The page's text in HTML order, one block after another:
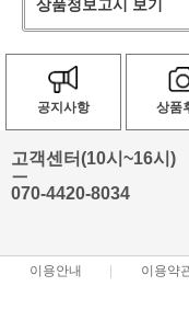
상품정보고시 보기
공지사항 상품
고객센터(10시~16시)
ㅡ
070-4420-8034
이용안내 이용약